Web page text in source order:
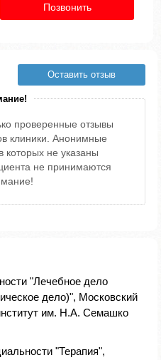
Позвонить
Оставить отзыв
проверенные отзывы
клиники. Анонимные
которых не указаны
не принимаются
"Лечебное дело
дело)", Московский
им. Н.А. Семашко
"Терапия",